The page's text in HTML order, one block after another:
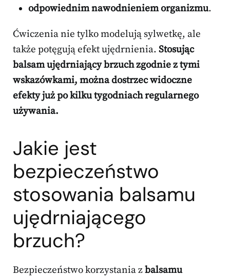
odpowiednim nawodnieniem organizmu.
Ćwiczenia nie tylko modelują sylwetkę, ale
także potęgują efekt ujędrnienia. Stosując
balsam ujędrniający brzuch zgodnie z tymi
wskazówkami, można dostrzec widoczne
efekty już po kilku tygodniach regularnego
używania.
Jakie jest
bezpieczeństwo
stosowania balsamu
ujędrniającego
brzuch?
Bezpieczeństwo korzystania zbalsamu